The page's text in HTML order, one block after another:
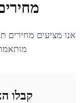
אנו מציעים מחירים
קבלו